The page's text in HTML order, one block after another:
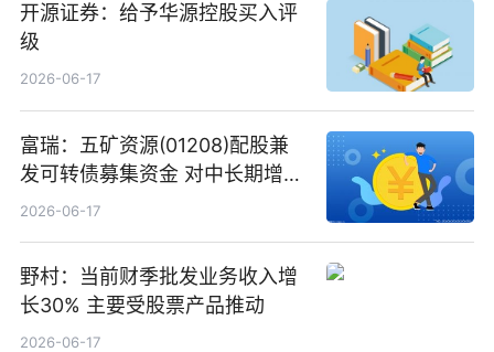
开源证券：给予华源控股买入评
级
2026-06-17
富瑞：五矿资源(01208)配股兼
发可转债募集资金 对中长期增长
和战略定位正面|当前焦点
2026-06-17
野村：当前财季批发业务收入增
长30% 主要受股票产品推动
2026-06-17